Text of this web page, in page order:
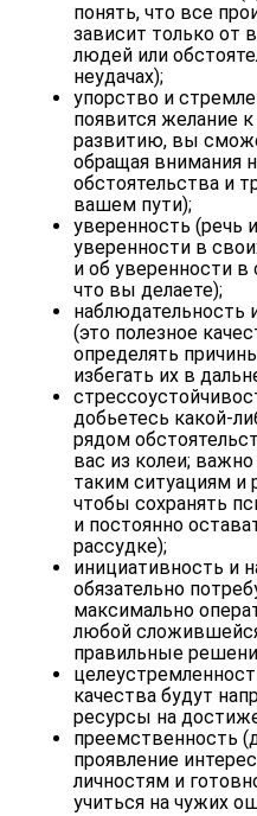
понять, что все
зависит только от
людей или
неудачах);
упорство и
появится желание
развитию, вы
обращая внимания
обстоятельства и
вашем пути);
уверенность (речь
уверенности в
и об уверенности
что вы делаете);
наблюдательность
(это полезное
определять
избегать их в
добьетесь какой-
рядом
вас из колеи;
таким ситуациям и
чтобы сохранять
и постоянно
рассудке);
инициативность и
обязательно
максимально
любой
правильные
качества будут
ресурсы на
преемственность
проявление
личностям и
учиться на чужих